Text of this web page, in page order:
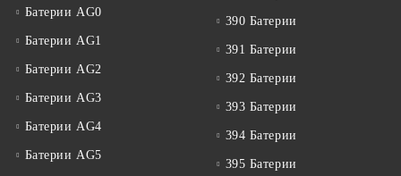
Батерии AG0
Батерии AG1
Батерии AG2
Батерии AG3
Батерии AG4
Батерии AG5
390 Батерии
391 Батерии
392 Батерии
393 Батерии
394 Батерии
395 Батерии